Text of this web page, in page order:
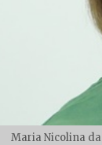
Maria Nicolina